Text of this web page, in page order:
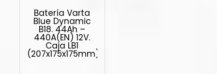
Batería Varta
Blue Dynamic
B18. 44Ah –
440A(EN) 12V.
Caja LB1
(207x175x175mm)